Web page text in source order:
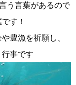
う言葉があるので
す！
豊漁を祈願し、
事です